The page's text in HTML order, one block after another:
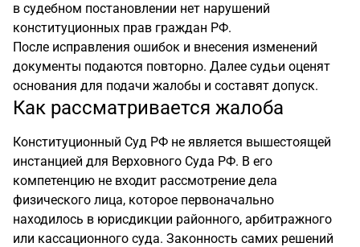
в судебном постановлении нет нарушений
конституционных прав граждан РФ.
После исправления ошибок и внесения изменений
документы подаются повторно. Далее судьи оценят
основания для подачи жалобы и составят допуск.
Как рассматривается жалоба
Конституционный Суд РФ не является вышестоящей
инстанцией для Верховного Суда РФ. В его
компетенцию не входит рассмотрение дела
физического лица, которое первоначально
находилось в юрисдикции районного, арбитражного
или кассационного суда. Законность самих решений